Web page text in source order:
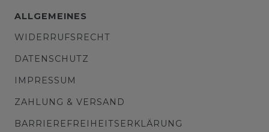
ALLGEMEINES
WIDERRUFSRECHT
DATENSCHUTZ
IMPRESSUM
ZAHLUNG & VERSAND
BARRIEREFREIHEITSERKLÄRUNG